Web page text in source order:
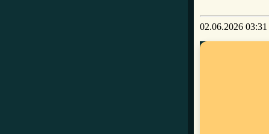
02.06.2026 03:31